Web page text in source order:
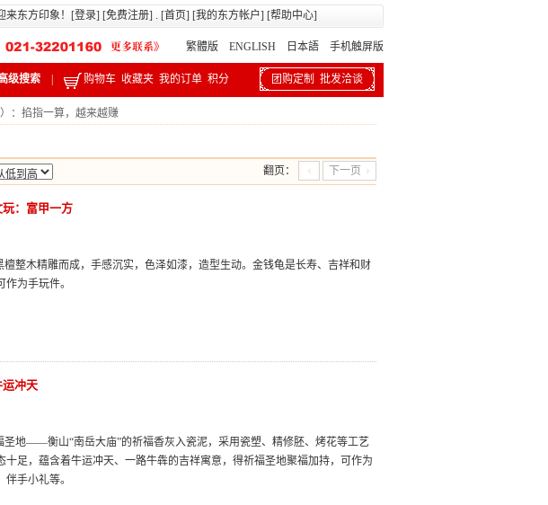
来东方印象！[登录] [免费注册] . [首页] [我的东方帐户] [帮助中心]
繁體版 ENGLISH 日本語 手机触屏版
级搜索 购物车 收藏夹 我的订单 积分 团购定制 批发洽谈
：掐指一算，越来越赚
翻页： 下一页
：富甲一方
檀整木精雕而成，手感沉实，色泽如漆，造型生动。金钱龟是长寿、吉祥和财
为手玩件。
运冲天
圣地——衡山“南岳大庙”的祈福香灰入瓷泥，采用瓷塑、精修胚、烤花等工艺
十足，蕴含着牛运冲天、一路牛犇的吉祥寓意，得祈福圣地聚福加持，可作为
手小礼等。